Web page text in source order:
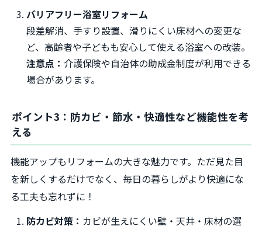
バリアフリー浴室リフォーム
段差解消、手すり設置、滑りにくい床材への変更な
ど、高齢者や子どもも安心して使える浴室への改装。
注意点： 介護保険や自治体の助成金制度が利用できる
場合があります。
ポイント3：防カビ・節水・快適性など機能性を考
える
機能アップもリフォームの大きな魅力です。ただ見た目
を新しくするだけでなく、毎日の暮らしがより快適にな
る工夫も忘れずに！
防カビ対策： カビが生えにくい壁・天井・床材の選